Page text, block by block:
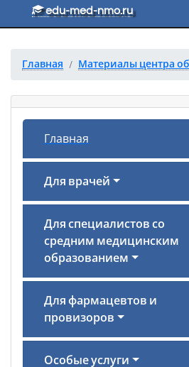
Перейти к основному тексту
edu-med-nmo.ru
Главная Материалы центра
Главная
Для врачей
Для специалистов со
средним медицинским
образованием
Для фармацевтов и
провизоров
Особые услуги